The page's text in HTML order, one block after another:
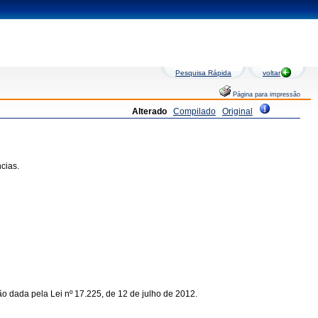
Pesquisa Rápida voltar
Página para impressão
Alterado Compilado Original
dada pela Lei nº 17.225, de 12 de julho de 2012.